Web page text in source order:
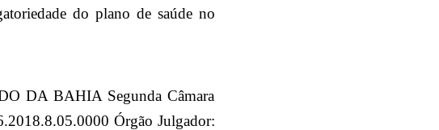
do plano de saúde no
DA BAHIA Segunda Câmara
Órgão Julgador: